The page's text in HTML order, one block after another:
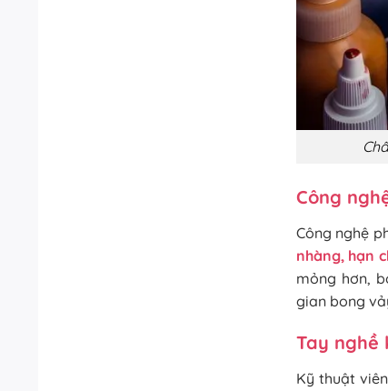
Công
Công nghệ
nhàng, hạn
mỏng hơn,
gian bong
Tay nghề
Kỹ thuật